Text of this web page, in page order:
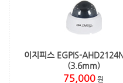
이지피스 EGPIS-
(3.6mm)
75,000 원